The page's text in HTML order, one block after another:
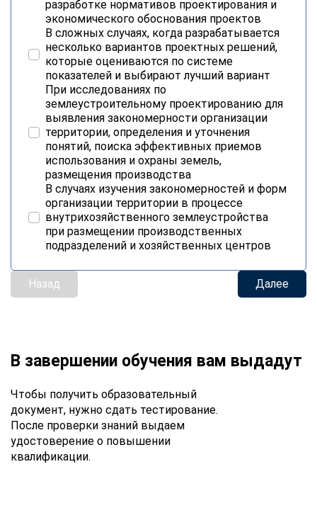
разработке нормативов проектирования и
экономического обоснования проектов
В сложных случаях, когда разрабатывается
несколько вариантов проектных решений,
которые оцениваются по системе
показателей и выбирают лучший вариант
При исследованиях по
землеустроительному проектированию для
выявления закономерности организации
территории, определения и уточнения
понятий, поиска эффективных приемов
использования и охраны земель,
размещения производства
В случаях изучения закономерностей и форм
организации территории в процессе
внутрихозяйственного землеустройства
при размещении производственных
подразделений и хозяйственных центров
Назад Далее
В завершении обучения вам выдадут
Чтобы получить образовательный
документ, нужно сдать тестирование.
После проверки знаний выдаем
удостоверение о повышении
квалификации.